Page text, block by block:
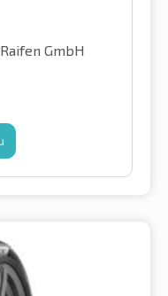
GmbH